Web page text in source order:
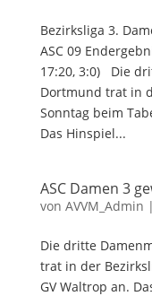
Bezirksliga 3.
ASC 09
17:20, 3:0) Die
Dortmund trat in
Sonntag beim
Das Hinspiel...
ASC Damen 3
von AVVM_Admin |
Die dritte
trat in der
GV Waltrop an.